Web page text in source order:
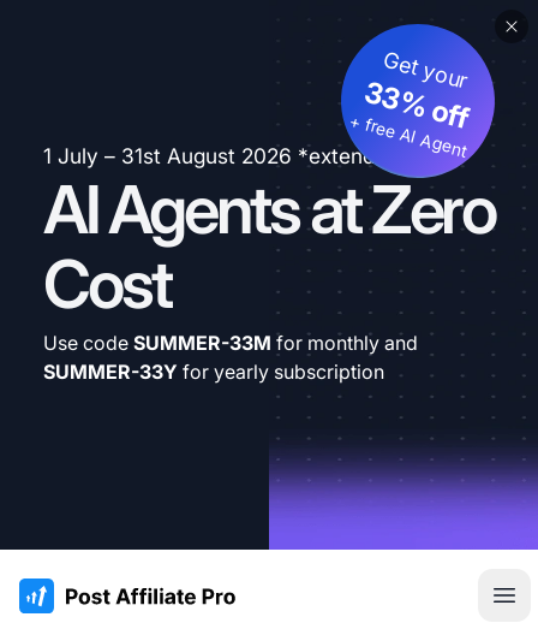
1 July – 31st August 2026 *extended
AI Agents at Zero
Cost
Get your
33% off
+ free AI Agent
Use code SUMMER-33M for monthly and
SUMMER-33Y for yearly subscription
:site.title